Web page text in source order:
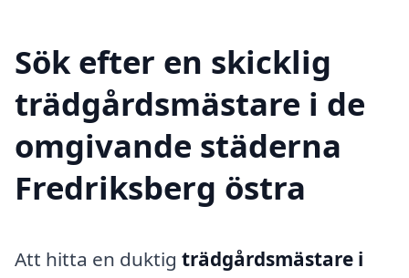
Sök efter en skicklig
trädgårdsmästare i de
omgivande städerna
Fredriksberg östra
Att hitta en duktig trädgårdsmästare i